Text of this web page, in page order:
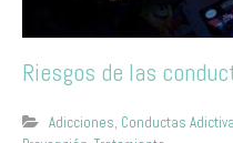
Riesgos de las
Adicciones, Conductas